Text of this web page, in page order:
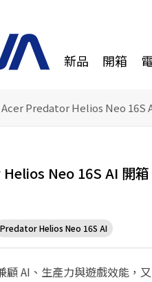
新品 開箱
Acer Predator Helios Neo 16S
Neo 16S AI 開
Predator Helios Neo 16S AI
顧 AI、生產力與遊戲效能，